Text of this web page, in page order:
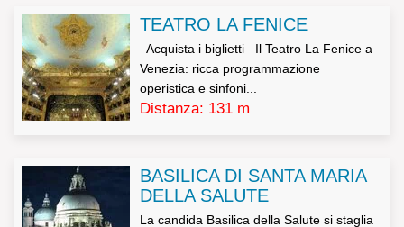
TEATRO LA FENICE
Acquista i biglietti Il Teatro La Fenice a
Venezia: ricca programmazione
operistica e sinfoni...
Distanza: 131 m
BASILICA DI SANTA MARIA
DELLA SALUTE
La candida Basilica della Salute si staglia